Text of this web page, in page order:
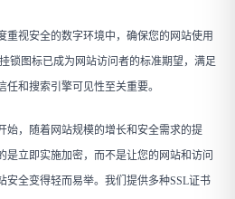
重视安全的数字环境中，确保您的网站使用
锁图标已成为网站访问者的标准期望，满足
和搜索引擎可见性至关重要。
始，随着网站规模的增长和安全需求的提
立即实施加密，而不是让您的网站和访问
安全变得轻而易举。我们提供多种SSL证书